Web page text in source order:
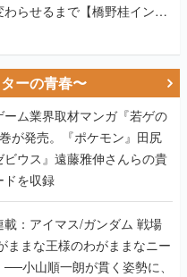
わらせるまで【橋野桂インタ
ーの青春〜
ーム業界取材マンガ『若ゲの
が発売。『ポケモン』田尻
ビウス』遠藤雅伸さんらの貴
ドを収録
：アイマス/ガンダム 戦場
ままな王様のわがままなニー
小山順一朗が貫く姿勢に、